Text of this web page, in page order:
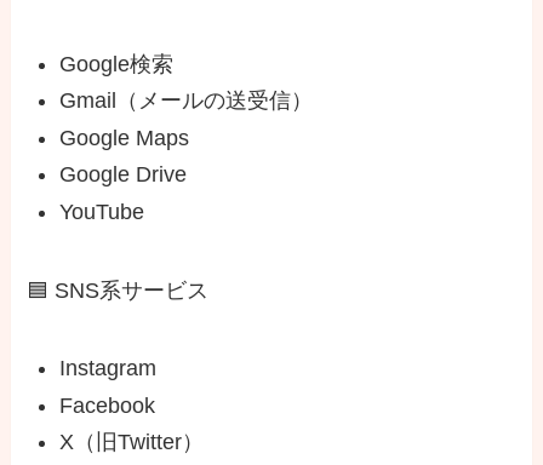
Google検索
Gmail（メールの送受信）
Google Maps
Google Drive
YouTube
🟦 SNS系サービス
Instagram
Facebook
X（旧Twitter）